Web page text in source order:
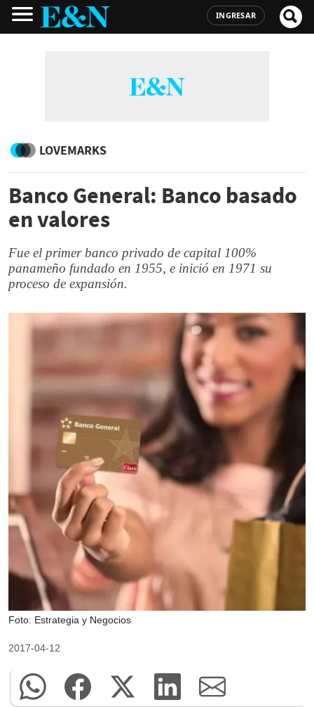
INGRESAR
LOVEMARKS
Banco General: Banco basado
en valores
Fue el primer banco privado de capital 100%
panameño fundado en 1955, e inició en 1971 su
proceso de expansión.
Foto: Estrategia y Negocios
2017-04-12